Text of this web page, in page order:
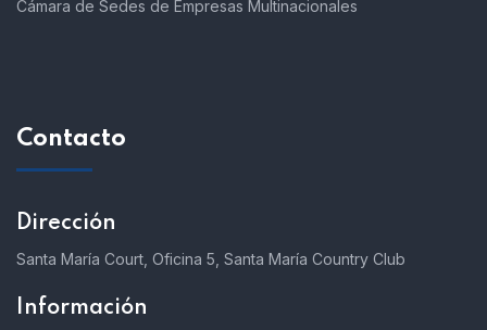
Cámara de Sedes de Empresas Multinacionales
Contacto
Dirección
Santa María Court, Oficina 5, Santa María Country Club
Información